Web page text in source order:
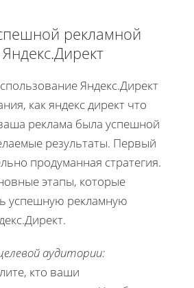
рекламной
Яндекс.Директ
как яндекс директ что
реклама была успешной
результаты. Первый
продуманная стратегия.
этапы, которые
успешную рекламную
аудитории:
кто ваши